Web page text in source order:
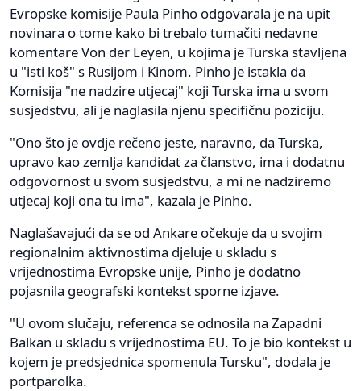
Evropske komisije Paula Pinho odgovarala je na upit
novinara o tome kako bi trebalo tumačiti nedavne
komentare Von der Leyen, u kojima je Turska stavljena
u "isti koš" s Rusijom i Kinom. Pinho je istakla da
Komisija "ne nadzire utjecaj" koji Turska ima u svom
susjedstvu, ali je naglasila njenu specifičnu poziciju.
"Ono što je ovdje rečeno jeste, naravno, da Turska,
upravo kao zemlja kandidat za članstvo, ima i dodatnu
odgovornost u svom susjedstvu, a mi ne nadziremo
utjecaj koji ona tu ima", kazala je Pinho.
Naglašavajući da se od Ankare očekuje da u svojim
regionalnim aktivnostima djeluje u skladu s
vrijednostima Evropske unije, Pinho je dodatno
pojasnila geografski kontekst sporne izjave.
"U ovom slučaju, referenca se odnosila na Zapadni
Balkan u skladu s vrijednostima EU. To je bio kontekst u
kojem je predsjednica spomenula Tursku", dodala je
portparolka.